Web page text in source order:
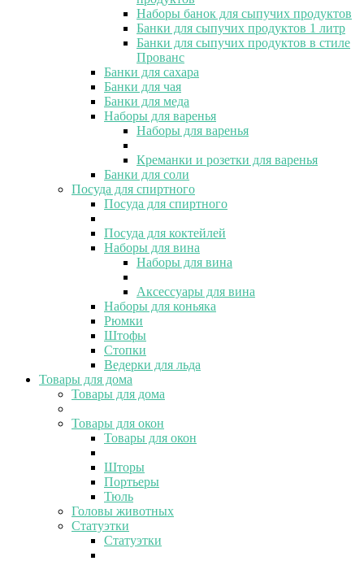
Наборы банок для сыпучих продуктов
Банки для сыпучих продуктов 1 литр
Банки для сыпучих продуктов в стиле
Прованс
Банки для сахара
Банки для чая
Банки для меда
Наборы для варенья
Наборы для варенья
Креманки и розетки для варенья
Банки для соли
Посуда для спиртного
Посуда для спиртного
Посуда для коктейлей
Наборы для вина
Наборы для вина
Аксессуары для вина
Наборы для коньяка
Рюмки
Штофы
Стопки
Ведерки для льда
Товары для дома
Товары для дома
Товары для окон
Товары для окон
Шторы
Портьеры
Тюль
Головы животных
Статуэтки
Статуэтки